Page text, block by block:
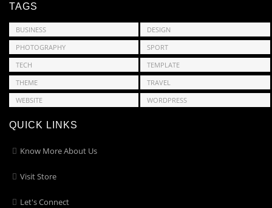
TAGS
BUSINESS
DESIGN
PHOTOGRAPHY
SPORT
TECH
TEMPLATE
THEME
TRAVEL
WEBSITE
WORDPRESS
QUICK LINKS
Know More About Us
Visit Store
Let's Connect